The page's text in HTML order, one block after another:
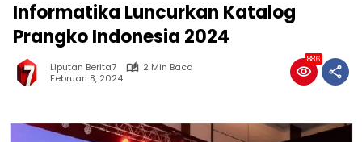
Informatika Luncurkan Katalog
Prangko Indonesia 2024
Liputan Berita7
2 Min Baca
Februari 8, 2024
886